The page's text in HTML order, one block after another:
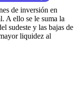
de inversión en
A ello se le suma la
sudeste y las bajas de
liquidez al